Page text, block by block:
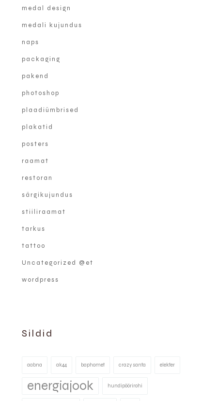
medal design
medali kujundus
naps
packaging
pakend
photoshop
plaadiümbrised
plakatid
posters
raamat
restoran
särgikujundus
stiiliraamat
tarkus
tattoo
Uncategorized @et
wordpress
Sildid
aabna ak44 baphomet crazy santa elekter
energiajook hundipöörirohi